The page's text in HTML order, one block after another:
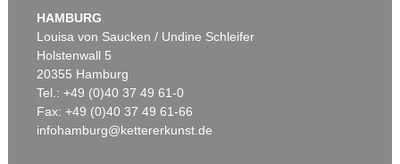
HAMBURG
Louisa von Saucken / Undine Schleifer
Holstenwall 5
20355 Hamburg
Tel.: +49 (0)40 37 49 61-0
Fax: +49 (0)40 37 49 61-66
infohamburg@kettererkunst.de